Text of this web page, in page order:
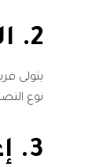
2. التخطيط
يتولى
نوع
3. إعداد تصميم ثنائي الأبعاد 2D